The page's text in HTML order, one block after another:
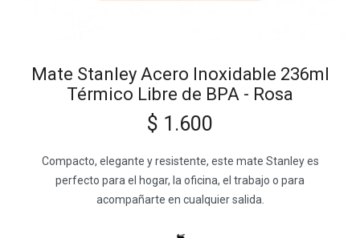
Mate Stanley Acero Inoxidable 236ml
Térmico Libre de BPA - Rosa
$ 1.600
Compacto, elegante y resistente, este mate Stanley es
perfecto para el hogar, la oficina, el trabajo o para
acompañarte en cualquier salida.